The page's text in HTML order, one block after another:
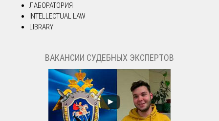
ЛАБОРАТОРИЯ
INTELLECTUAL LAW
LIBRARY
ВАКАНСИИ СУДЕБНЫХ ЭКСПЕРТОВ